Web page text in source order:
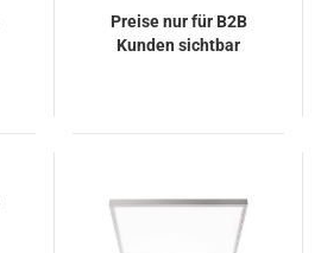
Preise nur für B2B
Kunden sichtbar